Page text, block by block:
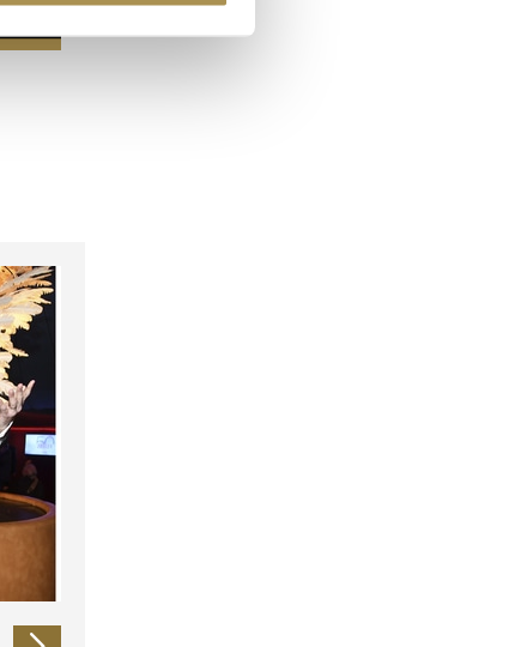
anbieten zu können
diese Informationen
Ihrer Nutzung